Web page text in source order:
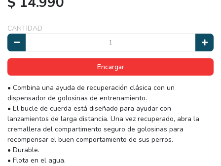
CANTIDAD
Encargar
• Combina una ayuda de recuperación clásica con un
dispensador de golosinas de entrenamiento.
• El bucle de cuerda está diseñado para ayudar con
lanzamientos de larga distancia. Una vez recuperado, abra la
cremallera del compartimento seguro de golosinas para
recompensar el buen comportamiento de sus perros.
• Durable.
• Flota en el agua.